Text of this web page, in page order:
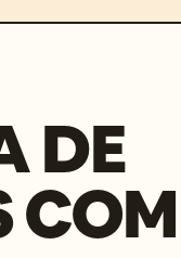
DE
COM